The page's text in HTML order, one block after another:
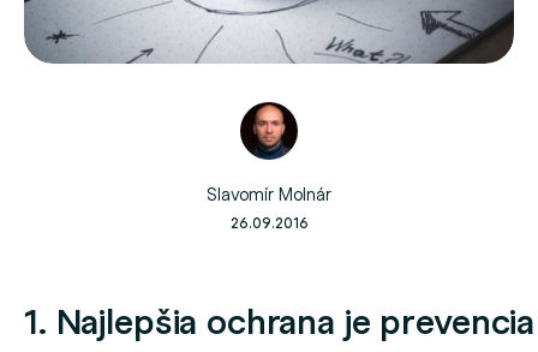
Slavomír Molnár
26.09.2016
1. Najlepšia ochrana je prevencia